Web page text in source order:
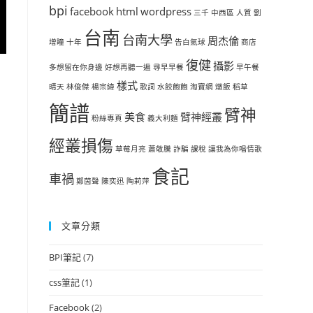
bpi facebook html wordpress 三千 中西區 人質 劉
增瞳 十年 台南 台南大學 告白氣球 周杰倫 商店
多想留在你身邊 好想再聽一遍 尋早早餐 復健攝影 早午餐
晴天 林俊傑 楊宗緯 樣式 歌詞 水餃飽飽 淘寶網 燉飯 稻草
簡譜 粉絲專頁 美食 義大利麵 臂神經叢 臂神
經叢損傷 草莓月亮 蕭敬騰 詐騙 課稅 讓我為你唱情歌
車禍 鄭茵聲 陳奕迅 陶莉萍 食記
文章分類
BPI筆記(7)
css筆記(1)
Facebook(2)